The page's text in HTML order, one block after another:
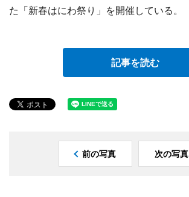
た「新春はにわ祭り」を開催している。
記事を読む
前の写真 次の写真